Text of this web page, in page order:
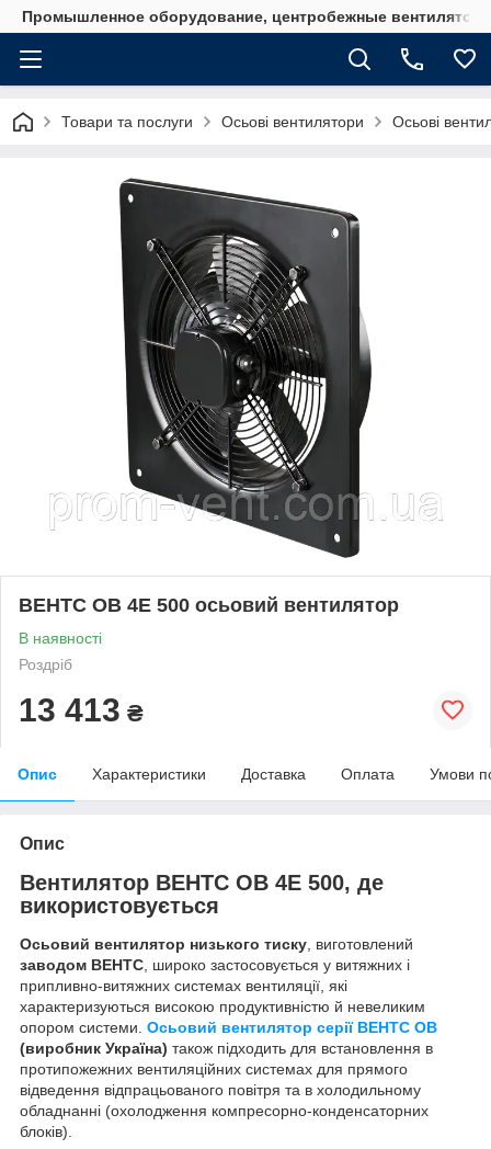
Промышленное оборудование, центробежные
Товари та послуги Осьові вентилятори Осьові
ВЕНТС ОВ 4Е 500 осьовий вентилятор
В наявності
Роздріб
13 413 ₴
Опис Характеристики Доставка Оплата Умови
Опис
Вентилятор ВЕНТС ОВ 4Е 500, де
використовується
Осьовий вентилятор низького тиску, виготовлений
заводом ВЕНТС, широко застосовується у витяжних і
припливно-витяжних системах вентиляції, які
характеризуються високою продуктивністю й невеликим
опором системи. Осьовий вентилятор серії ВЕНТС ОВ
(виробник Україна) також підходить для встановлення в
протипожежних вентиляційних системах для прямого
відведення відпрацьованого повітря та в холодильному
обладнанні (охолодження компресорно-конденсаторних
блоків).